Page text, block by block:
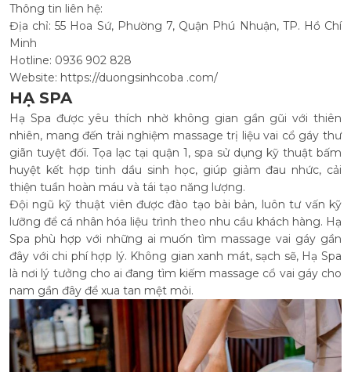
Thông tin liên hệ:
Địa chỉ: 55 Hoa Sứ, Phường 7, Quận Phú Nhuận, TP. Hồ Chí
Minh
Hotline: 0936 902 828
Website: https://duongsinhcoba .com/
HẠ SPA
Hạ Spa được yêu thích nhờ không gian gần gũi với thiên
nhiên, mang đến trải nghiệm massage trị liệu vai cổ gáy thư
giãn tuyệt đối. Tọa lạc tại quận 1, spa sử dụng kỹ thuật bấm
huyệt kết hợp tinh dầu sinh học, giúp giảm đau nhức, cải
thiện tuần hoàn máu và tái tạo năng lượng.
Đội ngũ kỹ thuật viên được đào tạo bài bản, luôn tư vấn kỹ
lưỡng để cá nhân hóa liệu trình theo nhu cầu khách hàng. Hạ
Spa phù hợp với những ai muốn tìm massage vai gáy gần
đây với chi phí hợp lý. Không gian xanh mát, sạch sẽ, Hạ Spa
là nơi lý tưởng cho ai đang tìm kiếm massage cổ vai gáy cho
nam gần đây để xua tan mệt mỏi.